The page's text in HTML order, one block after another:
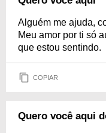
Alguém me ajuda,
Meu amor por ti só
que estou sentindo.
COPIAR
Quero você aqui